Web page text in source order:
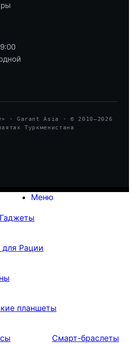
· Garant Asia · © 2010—2026
Туркменистана
Меню
для Рации
планшеты
Смарт-браслеты